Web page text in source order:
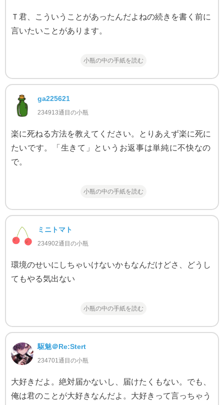
Ｔ君、こういうことがあったんだよねの続きを書く前に
言いたいことがあります。
小瓶の中の手紙を読む
ga225621
234913通目の小瓶
楽に死ねる方法を教えてください。とりあえず楽に死に
たいです。「生きて」というお返事は単純に不快なの
で。
小瓶の中の手紙を読む
ミニトマト
234902通目の小瓶
環境のせいにしちゃいけないかもなんだけどさ、どうし
てもやる気出ない
小瓶の中の手紙を読む
駆魅＠Re:Stert
234701通目の小瓶
大好きだよ。絶対届かないし、届けたくもない。でも、
俺は君のことが大好きなんだよ。大好きって言っちゃう